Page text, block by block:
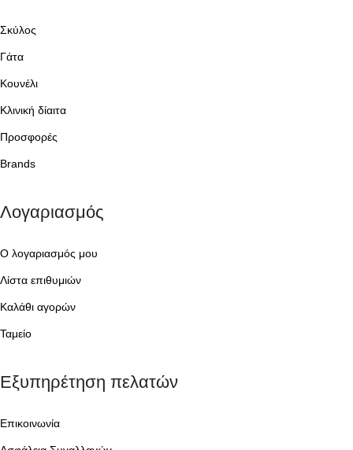
Σκύλος
Γάτα
Κουνέλι
Κλινική δίαιτα
Προσφορές
Brands
Λογαριασμός
Ο λογαριασμός μου
Λίστα επιθυμιών
Καλάθι αγορών
Ταμείο
Εξυπηρέτηση πελατών
Επικοινωνία